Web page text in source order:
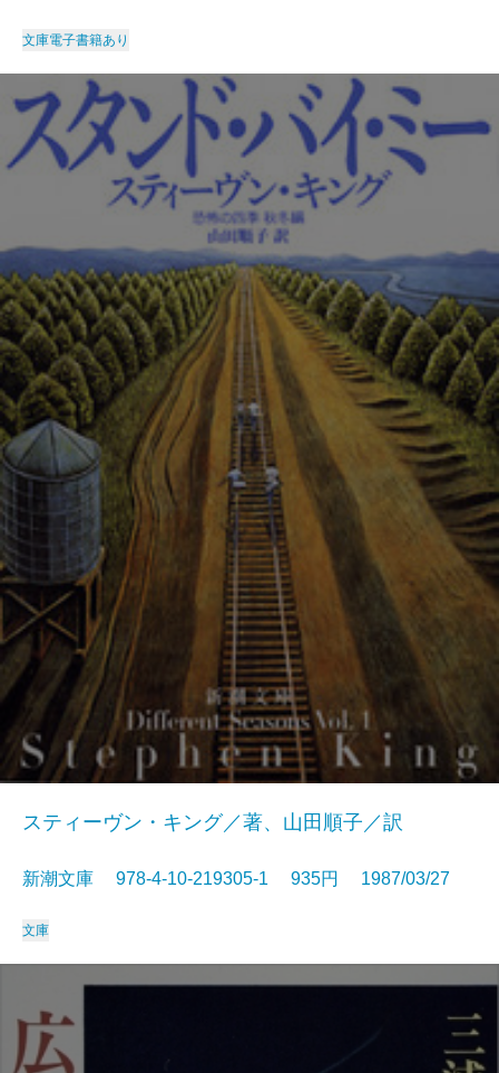
文庫電子書籍あり
スティーヴン・キング／著、山田順子／訳
新潮文庫 978-4-10-219305-1 935円 1987/03/27
文庫